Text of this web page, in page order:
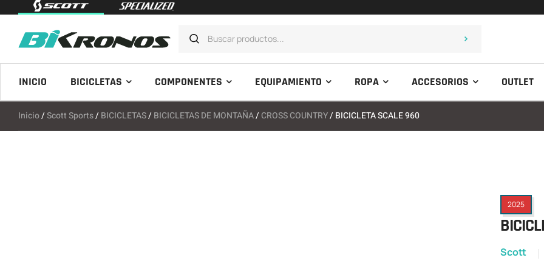
INICIO BICICLETAS COMPONENTES EQUIPAMIENTO ROPA ACCESORIOS OUTLET
Inicio/Scott Sports/ BICICLETAS/ BICICLETAS DE MONTAÑA/ CROSS COUNTRY/ BICICLETA SCALE 960
2025
Scott